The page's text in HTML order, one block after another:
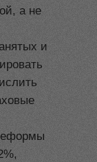
а не
и